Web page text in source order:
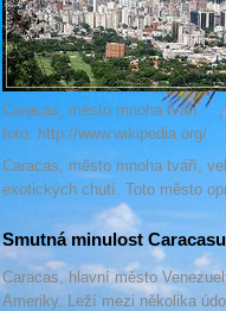
Caracas, město mnoha tváří
foto: http://www.wikipedia.org/
Caracas, město mnoha tváří,
exotických chutí. Toto město
Smutná minulost Caracasu
Caracas, hlavní město
Ameriky. Leží mezi několika